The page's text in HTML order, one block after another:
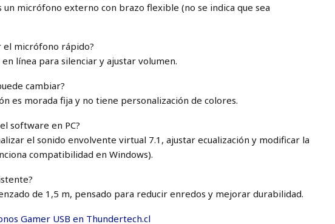
un micrófono externo con brazo flexible (no se indica que sea
el micrófono rápido?
línea para silenciar y ajustar volumen.
cambiar?
es morada fija y no tiene personalización de colores.
software en PC?
el sonido envolvente virtual 7.1, ajustar ecualización y modificar la
compatibilidad en Windows).
de 1,5 m, pensado para reducir enredos y mejorar durabilidad.
Gamer USB en Thundertech.cl